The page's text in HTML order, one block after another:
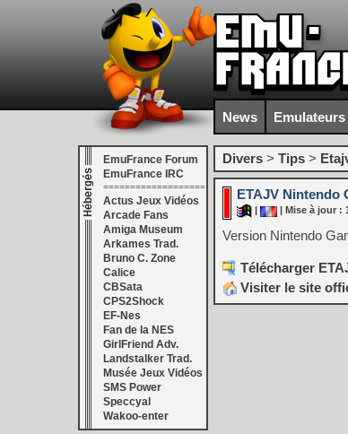
News Emulateurs
EmuFrance Forum
EmuFrance IRC
===================
Actus Jeux Vidéos
Arcade Fans
Amiga Museum
Arkames Trad.
Bruno C. Zone
Calice
CBSata
CPS2Shock
EF-Nes
Fan de la NES
GirlFriend Adv.
Landstalker Trad.
Musée Jeux Vidéos
SMS Power
Speccyal
Wakoo-enter
Divers > Tips >
ETAJV Nintendo
| Mise à jour :
Version Nintendo
Télécharger
Visiter le site